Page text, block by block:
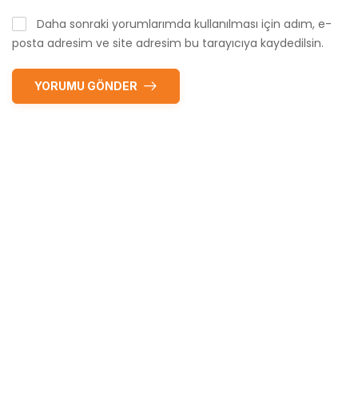
Daha sonraki yorumlarımda kullanılması için adım, e-
posta adresim ve site adresim bu tarayıcıya kaydedilsin.
YORUMU GÖNDER